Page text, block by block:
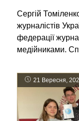
Сергій
журналістів
федерації
медійниками.
21 Вересня,